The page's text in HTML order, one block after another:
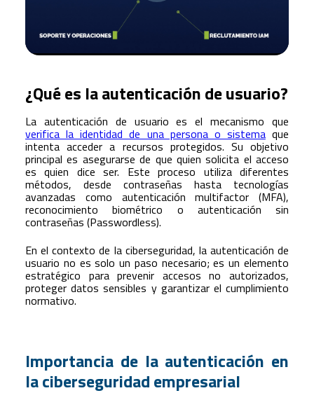
¿Qué es la autenticación de usuario?
La autenticación de usuario es el mecanismo que
verifica la identidad de una persona o sistemaque
intenta acceder a recursos protegidos. Su objetivo
principal es asegurarse de que quien solicita el acceso
es quien dice ser. Este proceso utiliza diferentes
métodos, desde contraseñas hasta tecnologías
avanzadas como autenticación multifactor (MFA),
reconocimiento biométrico o autenticación sin
contraseñas (Passwordless).
En el contexto de la ciberseguridad, la autenticación de
usuario no es solo un paso necesario; es un elemento
estratégico para prevenir accesos no autorizados,
proteger datos sensibles y garantizar el cumplimiento
normativo.
Importancia de la autenticación en
la ciberseguridad empresarial